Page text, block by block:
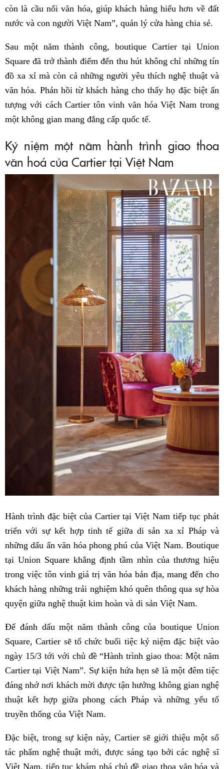
còn là cầu nối văn hóa, giúp khách hàng hiểu hơn về đất
nước và con người Việt Nam”, quản lý cửa hàng chia sẻ.
Sau một năm thành công, boutique Cartier tại Union
Square đã trở thành điểm đến thu hút không chỉ những tín
đồ xa xỉ mà còn cả những người yêu thích nghệ thuật và
văn hóa. Phản hồi từ khách hàng cho thấy họ đặc biệt ấn
tượng với cách Cartier tôn vinh văn hóa Việt Nam trong
một không gian mang đẳng cấp quốc tế.
Kỷ niệm một năm hành trình giao thoa
văn hoá của Cartier tại Việt Nam
Hành trình đặc biệt của Cartier tại Việt Nam tiếp tục phát
triển với sự kết hợp tinh tế giữa di sản xa xỉ Pháp và
những dấu ấn văn hóa phong phú của Việt Nam. Boutique
tại Union Square khẳng định tầm nhìn của thương hiệu
trong việc tôn vinh giá trị văn hóa bản địa, mang đến cho
khách hàng những trải nghiệm khó quên thông qua sự hòa
quyện giữa nghệ thuật kim hoàn và di sản Việt Nam.
Để đánh dấu một năm thành công của boutique Union
Square, Cartier sẽ tổ chức buổi tiệc kỷ niệm đặc biệt vào
ngày 15/3 tới với chủ đề “Hành trình giao thoa: Một năm
Cartier tại Việt Nam”. Sự kiện hứa hẹn sẽ là một đêm tiệc
đáng nhớ nơi khách mời được tận hưởng không gian nghệ
thuật kết hợp giữa phong cách Pháp và những yếu tố
truyền thống của Việt Nam.
Đặc biệt, trong sự kiện này, Cartier sẽ giới thiệu một số
tác phẩm nghệ thuật mới, được sáng tạo bởi các nghệ sĩ
Việt Nam, tiếp tục khám phá chủ đề giao thoa văn hóa và